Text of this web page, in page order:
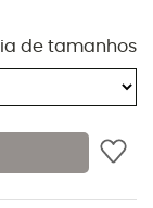
de tamanhos
de Aneto, é